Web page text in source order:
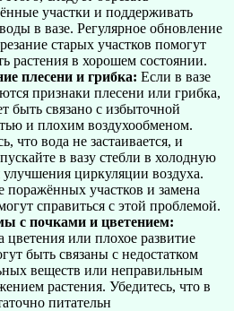
участки и поддерживать
в вазе. Регулярное обновление
старых участков помогут
растения в хорошем состоянии.
плесени и грибка: Если в вазе
признаки плесени или грибка,
быть связано с избыточной
и плохим воздухообменом.
что вода не застаивается, и
в вазу стебли в холодную
улучшения циркуляции воздуха.
поражённых участков и замена
справиться с этой проблемой.
с почками и цветением:
цветения или плохое развитие
быть связаны с недостатком
веществ или неправильным
растения. Убедитесь, что в
питательн